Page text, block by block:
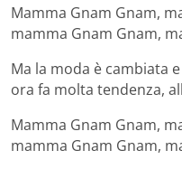
Mamma Gnam Gnam,
mamma Gnam Gnam,
Ma la moda è cambiata
ora fa molta tendenza,
Mamma Gnam Gnam,
mamma Gnam Gnam,